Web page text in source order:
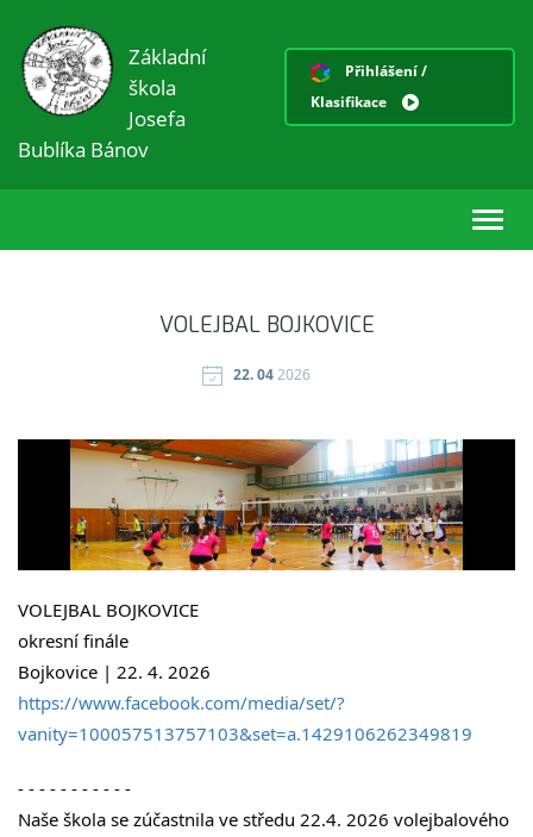
Základní
škola
Josefa
Bublíka Bánov
Přihlášení /
Klasifikace
VOLEJBAL BOJKOVICE
22. 042026
VOLEJBAL BOJKOVICE
okresní finále
Bojkovice | 22. 4. 2026
https://www.facebook.com/media/set/?
vanity=100057513757103&set=a.1429106262349819
- - - - - - - - - - -
Naše škola se zúčastnila ve středu 22.4. 2026 volejbalového